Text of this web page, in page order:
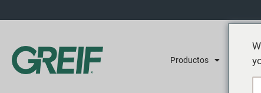
Productos